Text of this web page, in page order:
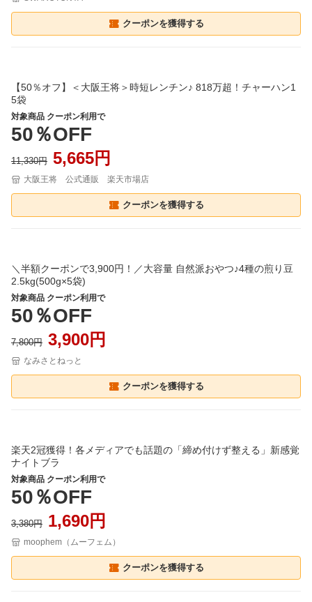
クーポンを獲得する
【50％オフ】＜大阪王将＞時短レンチン♪ 818万超！チャーハン1
5袋
対象商品 クーポン利用で
50％OFF
11,330円 5,665円
大阪王将 公式通販 楽天市場店
クーポンを獲得する
＼半額クーポンで3,900円！／大容量 自然派おやつ♪4種の煎り豆
2.5kg(500g×5袋)
対象商品 クーポン利用で
50％OFF
7,800円 3,900円
なみさとねっと
クーポンを獲得する
楽天2冠獲得！各メディアでも話題の「締め付けず整える」新感覚
ナイトブラ
対象商品 クーポン利用で
50％OFF
3,380円 1,690円
moophem（ムーフェム）
クーポンを獲得する